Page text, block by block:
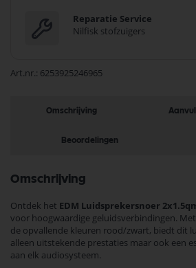
Reparatie Service
Nilfisk stofzuigers
Art.nr. 6253925246965
Omschrijving
Beoordelingen
Omschrijving
Ontdek het EDM Luidsprekersnoer
voor hoogwaardige geluidsverbindingen.
de opvallende kleuren rood/zwart, biedt dit
alleen uitstekende prestaties maar ook een
aan elk audiosysteem.